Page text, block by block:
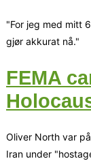
"For jeg med mitt
gjør akkurat nå."
FEMA
Oliver North var
Iran under